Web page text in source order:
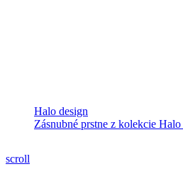
Halo design
Zásnubné prstne z kolekcie
scroll